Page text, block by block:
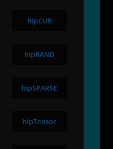
hipCUB
hipRAND
hipSPARSE
hipTensor